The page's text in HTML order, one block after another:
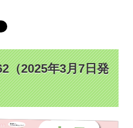
（2025年3月7日発